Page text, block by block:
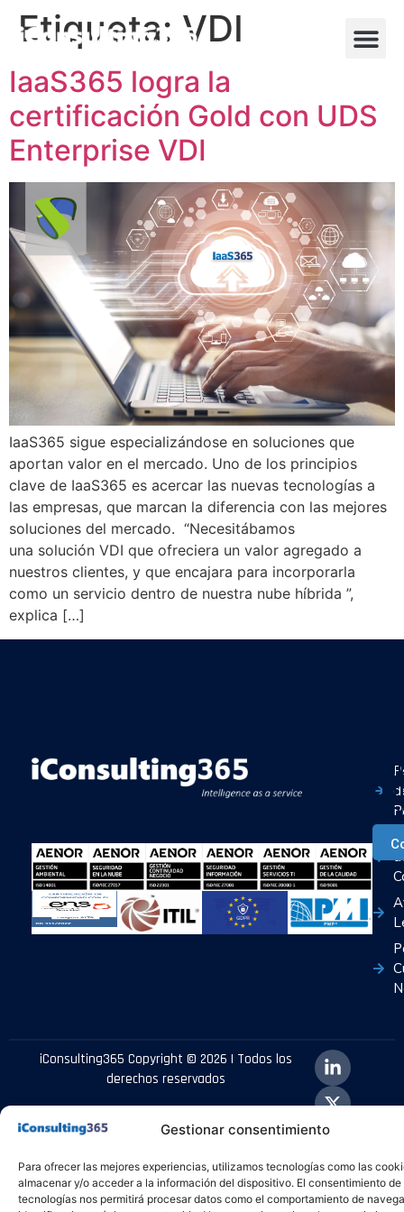
Gestionar consentimiento
Para ofrecer las mejores experiencias, utilizamos tecnologías como las
almacenar y/o acceder a la información del dispositivo. El consentimiento de
tecnologías nos permitirá procesar datos como el comportamiento de
Etiqueta: VDI
IaaS365 logra la
certificación Gold con UDS
Enterprise VDI
IaaS365 sigue especializándose en soluciones que
aportan valor en el mercado. Uno de los principios
clave de IaaS365 es acercar las nuevas tecnologías a
las empresas, que marcan la diferencia con las mejores
soluciones del mercado. “Necesitábamos
una solución VDI que ofreciera un valor agregado a
nuestros clientes, y que encajara para incorporarla
como un servicio dentro de nuestra nube híbrida ”,
explica […]
con
iConsulting365 Copyright © 2026 | Todos los
derechos reservados